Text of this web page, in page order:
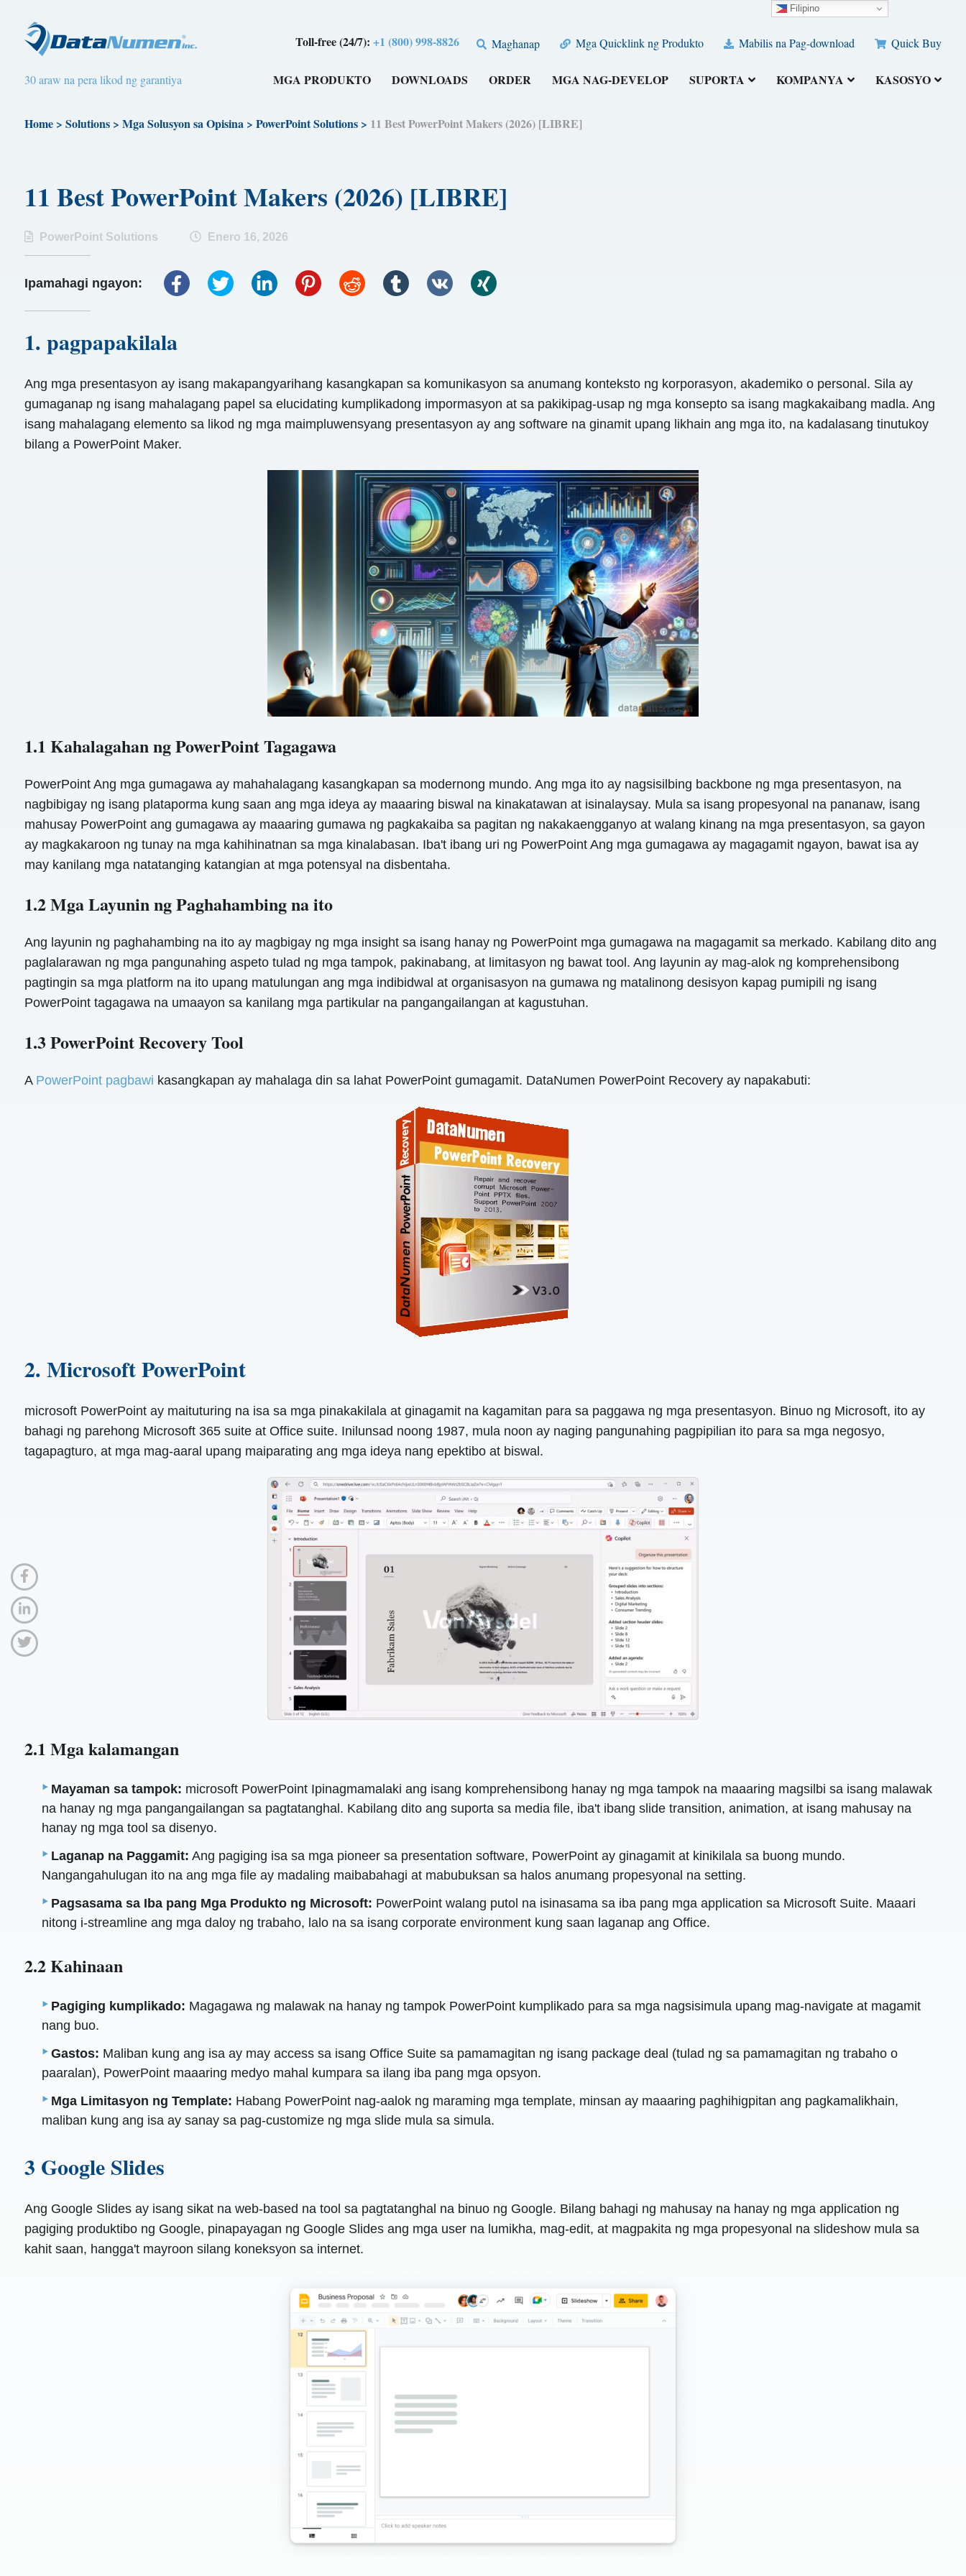
Toll-free (24/7):+1 (800) 998-8826 Maghanap Mga Quicklink ng Produkto Mabilis na Pag-download Quick Buy
30 araw na pera likod ng garantiya MGA PRODUKTO DOWNLOADS ORDER MGA NAG-DEVELOP SUPORTA KOMPANYA KASOSYO
Home > Solutions> Mga Solusyon sa Opisina> PowerPoint Solutions> 11 Best PowerPoint Makers (2026) [LIBRE]
11 Best PowerPoint Makers (2026) [LIBRE]
PowerPoint Solutions Enero 16, 2026
Ipamahagi ngayon:
1. pagpapakilala
Ang mga presentasyon ay isang makapangyarihang kasangkapan sa komunikasyon sa anumang konteksto ng korporasyon, akademiko o personal. Sila ay
gumaganap ng isang mahalagang papel sa elucidating kumplikadong impormasyon at sa pakikipag-usap ng mga konsepto sa isang magkakaibang madla. Ang
isang mahalagang elemento sa likod ng mga maimpluwensyang presentasyon ay ang software na ginamit upang likhain ang mga ito, na kadalasang tinutukoy
bilang a PowerPoint Maker.
1.1 Kahalagahan ng PowerPoint Tagagawa
PowerPoint Ang mga gumagawa ay mahahalagang kasangkapan sa modernong mundo. Ang mga ito ay nagsisilbing backbone ng mga presentasyon, na
nagbibigay ng isang plataporma kung saan ang mga ideya ay maaaring biswal na kinakatawan at isinalaysay. Mula sa isang propesyonal na pananaw, isang
mahusay PowerPoint ang gumagawa ay maaaring gumawa ng pagkakaiba sa pagitan ng nakakaengganyo at walang kinang na mga presentasyon, sa gayon
ay magkakaroon ng tunay na mga kahihinatnan sa mga kinalabasan. Iba't ibang uri ng PowerPoint Ang mga gumagawa ay magagamit ngayon, bawat isa ay
may kanilang mga natatanging katangian at mga potensyal na disbentaha.
1.2 Mga Layunin ng Paghahambing na ito
Ang layunin ng paghahambing na ito ay magbigay ng mga insight sa isang hanay ng PowerPoint mga gumagawa na magagamit sa merkado. Kabilang dito ang
paglalarawan ng mga pangunahing aspeto tulad ng mga tampok, pakinabang, at limitasyon ng bawat tool. Ang layunin ay mag-alok ng komprehensibong
pagtingin sa mga platform na ito upang matulungan ang mga indibidwal at organisasyon na gumawa ng matalinong desisyon kapag pumipili ng isang
PowerPoint tagagawa na umaayon sa kanilang mga partikular na pangangailangan at kagustuhan.
1.3 PowerPoint Recovery Tool
A PowerPoint pagbawi kasangkapan ay mahalaga din sa lahat PowerPoint gumagamit. DataNumen PowerPoint Recovery ay napakabuti:
2. Microsoft PowerPoint
microsoft PowerPoint ay maituturing na isa sa mga pinakakilala at ginagamit na kagamitan para sa paggawa ng mga presentasyon. Binuo ng Microsoft, ito ay
bahagi ng parehong Microsoft 365 suite at Office suite. Inilunsad noong 1987, mula noon ay naging pangunahing pagpipilian ito para sa mga negosyo,
tagapagturo, at mga mag-aaral upang maiparating ang mga ideya nang epektibo at biswal.
2.1 Mga kalamangan
Mayaman sa tampok: microsoft PowerPoint Ipinagmamalaki ang isang komprehensibong hanay ng mga tampok na maaaring magsilbi sa isang malawak
na hanay ng mga pangangailangan sa pagtatanghal. Kabilang dito ang suporta sa media file, iba't ibang slide transition, animation, at isang mahusay na
hanay ng mga tool sa disenyo.
Laganap na Paggamit: Ang pagiging isa sa mga pioneer sa presentation software, PowerPoint ay ginagamit at kinikilala sa buong mundo.
Nangangahulugan ito na ang mga file ay madaling maibabahagi at mabubuksan sa halos anumang propesyonal na setting.
Pagsasama sa Iba pang Mga Produkto ng Microsoft: PowerPoint walang putol na isinasama sa iba pang mga application sa Microsoft Suite. Maaari
nitong i-streamline ang mga daloy ng trabaho, lalo na sa isang corporate environment kung saan laganap ang Office.
2.2 Kahinaan
Pagiging kumplikado: Magagawa ng malawak na hanay ng tampok PowerPoint kumplikado para sa mga nagsisimula upang mag-navigate at magamit
nang buo.
Gastos: Maliban kung ang isa ay may access sa isang Office Suite sa pamamagitan ng isang package deal (tulad ng sa pamamagitan ng trabaho o
paaralan), PowerPoint maaaring medyo mahal kumpara sa ilang iba pang mga opsyon.
Mga Limitasyon ng Template: Habang PowerPoint nag-aalok ng maraming mga template, minsan ay maaaring paghihigpitan ang pagkamalikhain,
maliban kung ang isa ay sanay sa pag-customize ng mga slide mula sa simula.
3 Google Slides
Ang Google Slides ay isang sikat na web-based na tool sa pagtatanghal na binuo ng Google. Bilang bahagi ng mahusay na hanay ng mga application ng
pagiging produktibo ng Google, pinapayagan ng Google Slides ang mga user na lumikha, mag-edit, at magpakita ng mga propesyonal na slideshow mula sa
kahit saan, hangga't mayroon silang koneksyon sa internet.
Filipino